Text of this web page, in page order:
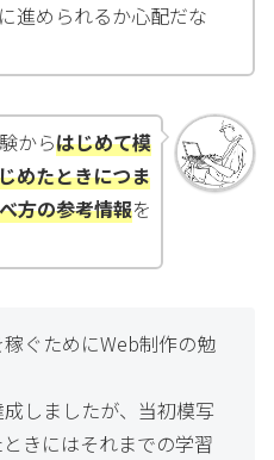
進められるか心配だな
からはじめて模
めたときにつま
方の参考情報を
ぐためにWeb制作の勉
しましたが、当初模写
きにはそれまでの学習